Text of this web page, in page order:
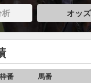
析 オッズ
枠番 馬番